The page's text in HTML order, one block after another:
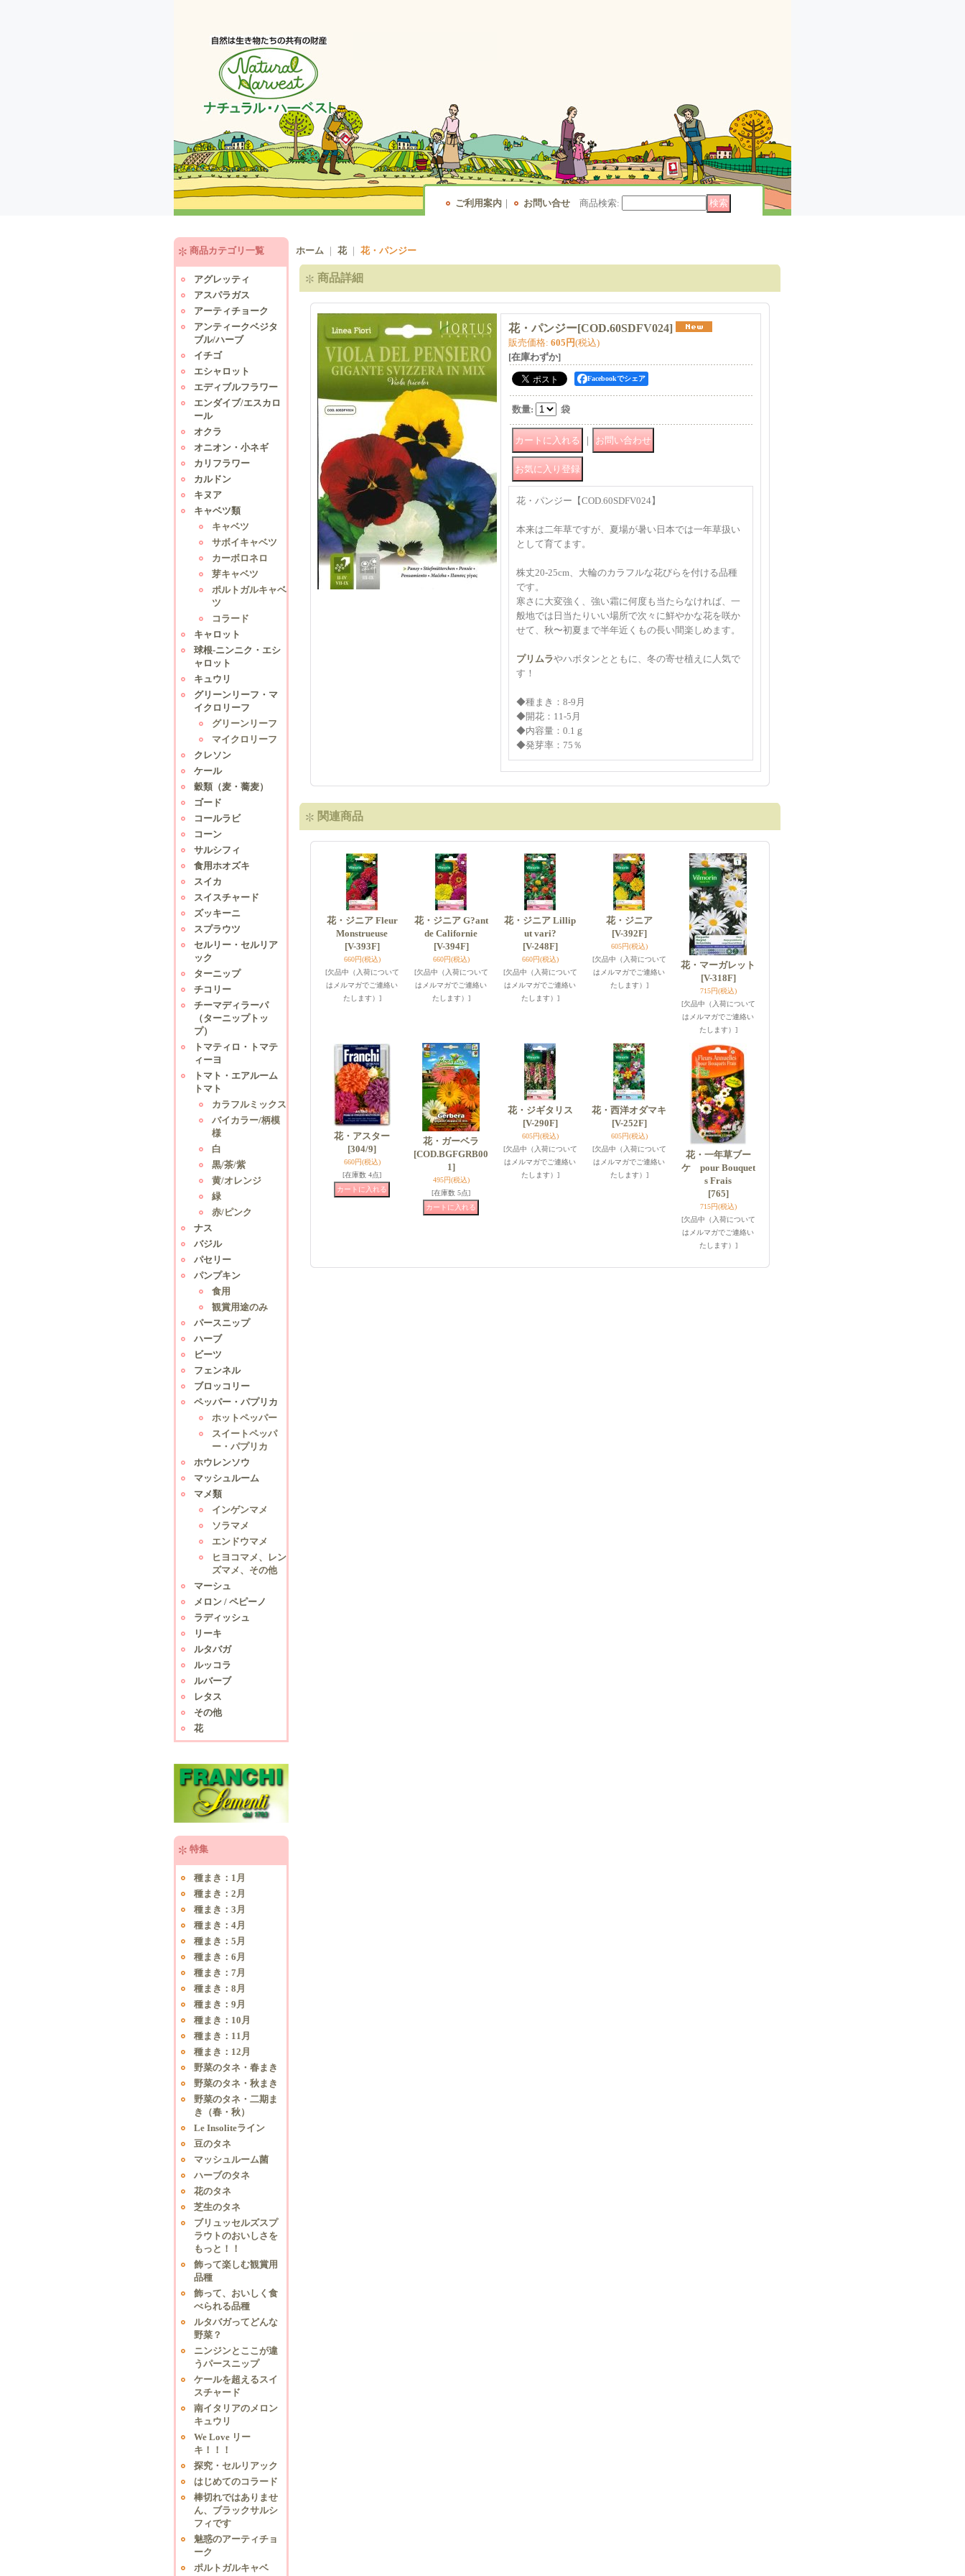
ご利用案内 ｜ お問い合せ 商品検索:
商品カテゴリ一覧
アグレッティ
アスパラガス
アーティチョーク
アンティークベジタ
ブル/ハーブ
イチゴ
エシャロット
エディブルフラワー
エンダイブ/エスカロ
ール
オクラ
オニオン・小ネギ
カリフラワー
カルドン
キヌア
キャベツ類
キャベツ
サボイキャベツ
カーボロネロ
芽キャベツ
ポルトガルキャベ
ツ
コラード
キャロット
球根-ニンニク・エシ
ャロット
キュウリ
グリーンリーフ・マ
イクロリーフ
グリーンリーフ
マイクロリーフ
クレソン
ケール
穀類（麦・蕎麦）
ゴード
コールラビ
コーン
サルシフィ
食用ホオズキ
スイカ
スイスチャード
ズッキーニ
スプラウツ
セルリー・セルリア
ック
ターニップ
チコリー
チーマディラーパ
（ターニップトッ
プ）
トマティロ・トマテ
ィーヨ
トマト・エアルーム
トマト
カラフルミックス
バイカラー/柄模
様
白
黒/茶/紫
黄/オレンジ
緑
赤/ピンク
ナス
バジル
パセリー
パンプキン
食用
観賞用途のみ
パースニップ
ハーブ
ビーツ
フェンネル
ブロッコリー
ペッパー・パプリカ
ホットペッパー
スイートペッパ
ー・パプリカ
ホウレンソウ
マッシュルーム
マメ類
インゲンマメ
ソラマメ
エンドウマメ
ヒヨコマメ、レン
ズマメ、その他
マーシュ
メロン / ペピーノ
ラディッシュ
リーキ
ルタバガ
ルッコラ
ルバーブ
レタス
その他
花
特集
種まき：1月
種まき：2月
種まき：3月
種まき：4月
種まき：5月
種まき：6月
種まき：7月
種まき：8月
種まき：9月
種まき：10月
種まき：11月
種まき：12月
野菜のタネ・春まき
野菜のタネ・秋まき
野菜のタネ・二期ま
き（春・秋）
Le Insoliteライン
豆のタネ
マッシュルーム菌
ハーブのタネ
花のタネ
芝生のタネ
ブリュッセルズスプ
ラウトのおいしさを
もっと！！
飾って楽しむ観賞用
品種
飾って、おいしく食
べられる品種
ルタバガってどんな
野菜？
ニンジンとここが違
うパースニップ
ケールを超えるスイ
スチャード
南イタリアのメロン
キュウリ
We Love リー
キ！！！
探究・セルリアック
はじめてのコラード
棒切れではありませ
ん、ブラックサルシ
フィです
魅惑のアーティチョ
ーク
ポルトガルキャベ
ホーム 花｜ 花・パンジー
商品詳細
花・パンジー[COD.60SDFV024]
販売価格: 605円(税込)
[在庫わずか]
Facebookでシェア
数量: 袋
｜
花・パンジー【COD.60SDFV024】
本来は二年草ですが、夏場が暑い日本では一年草扱い
として育てます。
株丈20-25cm、大輪のカラフルな花びらを付ける品種
です。
寒さに大変強く、強い霜に何度も当たらなければ、一
般地では日当たりいい場所で次々に鮮やかな花を咲か
せて、秋〜初夏まで半年近くもの長い間楽しめます。
プリムラやハボタンとともに、冬の寄せ植えに人気で
す！
◆種まき：8-9月
◆開花：11-5月
◆内容量：0.1ｇ
◆発芽率：75％
関連商品
花・ジニア Fleur
Monstrueuse
[V-393F]
660円(税込)
[欠品中（入荷について
はメルマガでご連絡い
たします）]
花・ジニア G?ant
de Californie
[V-394F]
660円(税込)
[欠品中（入荷について
はメルマガでご連絡い
たします）]
花・ジニア Lillip
ut vari?
[V-248F]
660円(税込)
[欠品中（入荷について
はメルマガでご連絡い
たします）]
花・ジニア
[V-392F]
605円(税込)
[欠品中（入荷について
はメルマガでご連絡い
たします）]
花・マーガレット
[V-318F]
715円(税込)
[欠品中（入荷について
はメルマガでご連絡い
たします）]
花・アスター
[304/9]
660円(税込)
[在庫数 4点]
花・ガーベラ
[COD.BGFGRB00
1]
495円(税込)
[在庫数 5点]
花・ジギタリス
[V-290F]
605円(税込)
[欠品中（入荷について
はメルマガでご連絡い
たします）]
花・西洋オダマキ
[V-252F]
605円(税込)
[欠品中（入荷について
はメルマガでご連絡い
たします）]
花・一年草ブー
ケ pour Bouquet
s Frais
[765]
715円(税込)
[欠品中（入荷について
はメルマガでご連絡い
たします）]